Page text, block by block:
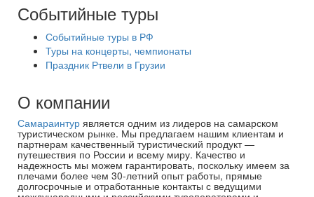
Событийные туры
Событийные туры в РФ
Туры на концерты, чемпионаты
Праздник Ртвели в Грузии
О компании
Самараинтур является одним из лидеров на самарском
туристическом рынке. Мы предлагаем нашим клиентам и
партнерам качественный туристический продукт —
путешествия по России и всему миру. Качество и
надежность мы можем гарантировать, поскольку имеем за
плечами более чем 30-летний опыт работы, прямые
долгосрочные и отработанные контакты с ведущими